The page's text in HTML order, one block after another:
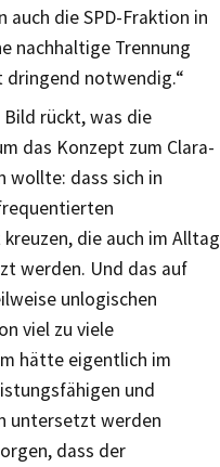
die SPD-Fraktion in
nachhaltige Trennung
dringend notwendig.“
rückt, was die
das Konzept zum Clara-
wollte: dass sich in
die auch im Alltag
werden. Und das auf
unlogischen
viel zu viele
hätte eigentlich im
und
untersetzt werden
dass der